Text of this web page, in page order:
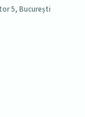
5, București